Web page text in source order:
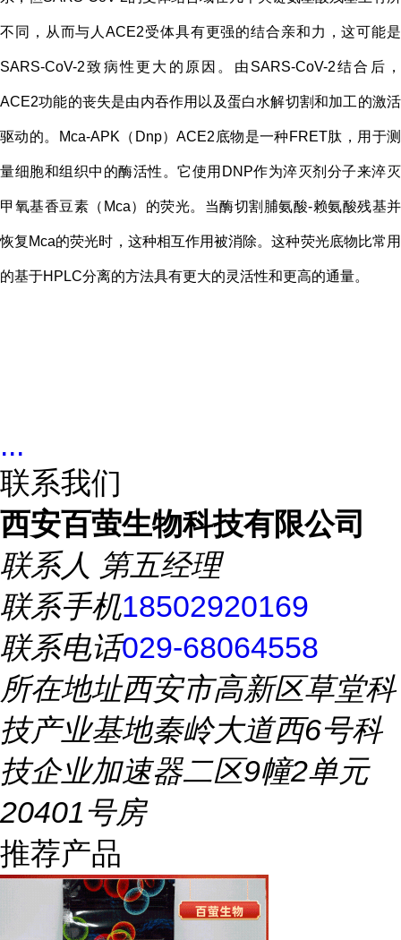
不同，从而与人ACE2受体具有更强的结合亲和力，这可能是
SARS-CoV-2致病性更大的原因。由SARS-CoV-2结合后，
ACE2功能的丧失是由内吞作用以及蛋白水解切割和加工的激活
驱动的。Mca-APK（Dnp）ACE2底物是一种FRET肽，用于测
量细胞和组织中的酶活性。它使用DNP作为淬灭剂分子来淬灭
甲氧基香豆素（Mca）的荧光。当酶切割脯氨酸-赖氨酸残基并
恢复Mca的荧光时，这种相互作用被消除。这种荧光底物比常用
的基于HPLC分离的方法具有更大的灵活性和更高的通量。
...
联系我们
西安百萤生物科技有限公司
联系人 第五经理
联系手机18502920169
联系电话029-68064558
所在地址西安市高新区草堂科
技产业基地秦岭大道西6号科
技企业加速器二区9幢2单元
20401号房
推荐产品